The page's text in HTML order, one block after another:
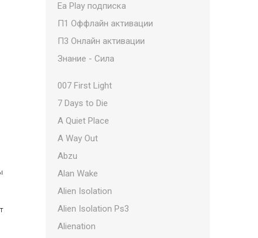
Ea Play подписка
П1 Оффлайн активации
П3 Онлайн активации
Знание - Сила
007 First Light
7 Days to Die
A Quiet Place
A Way Out
Abzu
Alan Wake
Alien Isolation
Alien Isolation Ps3
Alienation